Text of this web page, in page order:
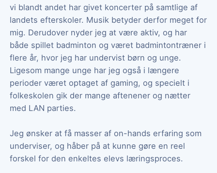
vi blandt andet har givet koncerter på samtlige af
landets efterskoler. Musik betyder derfor meget for
mig. Derudover nyder jeg at være aktiv, og har
både spillet badminton og været badmintontræner i
flere år, hvor jeg har undervist børn og unge.
Ligesom mange unge har jeg også i længere
perioder været optaget af gaming, og specielt i
folkeskolen gik der mange aftenener og nætter
med LAN parties.
Jeg ønsker at få masser af on-hands erfaring som
underviser, og håber på at kunne gøre en reel
forskel for den enkeltes elevs læringsproces.